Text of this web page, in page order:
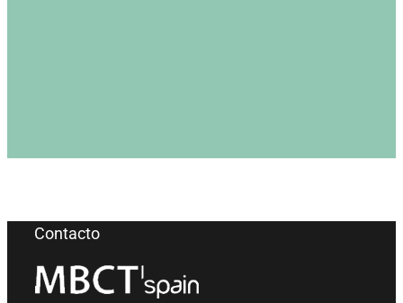
Contacto